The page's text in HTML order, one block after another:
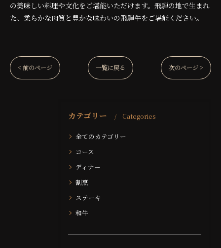
の美味しい料理や文化をご堪能いただけます。飛騨の地で生まれ
た、柔らかな肉質と豊かな味わいの飛騨牛をご堪能ください。
< 前のページ 一覧に戻る 次のページ >
カテゴリー Categories
全てのカテゴリー
コース
ディナー
割烹
ステーキ
和牛